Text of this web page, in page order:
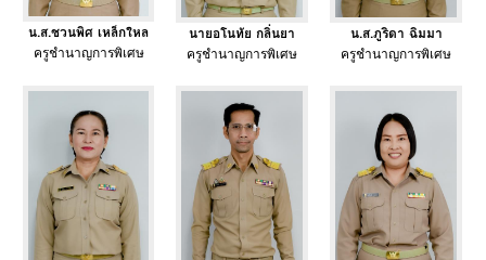
น.ส.ชวนพิศ เหล็กใหล
ครูชำนาญการพิเศษ
นายอโนทัย กลิ่นยา
ครูชำนาญการพิเศษ
น.ส.ภูริดา ฉิมมา
ครูชำนาญการพิเศษ